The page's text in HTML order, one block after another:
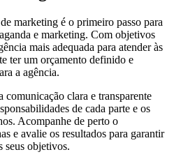
marketing é o primeiro passo para
e marketing. Com objetivos
mais adequada para atender às
ter um orçamento definido e
a agência.
comunicação clara e transparente
de cada parte e os
Acompanhe de perto o
e avalie os resultados para garantir
seus objetivos.